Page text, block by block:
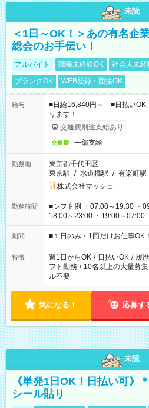
未読
＜1日～OK！＞あの有名企
総会のお手伝い！
アルバイト 職種未経験OK 社会人未経
ブランクOK
WEB登録・面接OK
給与
■日給16,840円～ ■日払い
ります！
交通費別途支給あり
交通費 一部支給
勤務地
東京都千代田区
東京駅 / 水道橋駅 / 有楽町駅
株式会社マッシュ
勤務時間
■シフト例 ・07:00～19:30 ・
18:00～23:00 ・19:00～07:00
etc ★最短で3時間で5,120円のお仕事から 15時間で2万円近く稼
げるお仕事も！ ご希望のお時間に合わせてご紹介！ ※シフトは
ください！
期間 ■１日のみ・1回だけお仕事OK！
特徴 週1日からOK / 日払いOK / 履
フト勤務 / 10名以上の大量募集
ル不要
気になる！ 応募す
未読
《単発1日OK！日払い可》
シール貼り